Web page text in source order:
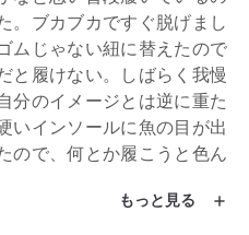
。ブカブカですぐ脱げまし
ムじゃない紐に替えたので
と履けない。しばらく我慢
分のイメージとは逆に重た
いインソールに魚の目が出
ので、何とか履こうと色ん
もっと見る